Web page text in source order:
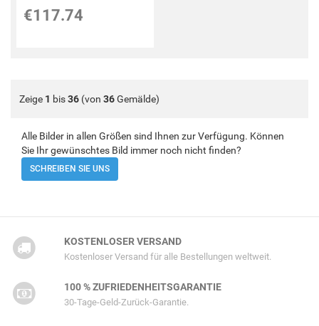
€117.74
Zeige 1 bis36 (von 36Gemälde)
Alle Bilder in allen Größen sind Ihnen zur Verfügung. Können
Sie Ihr gewünschtes Bild immer noch nicht finden?
SCHREIBEN SIE UNS
KOSTENLOSER VERSAND
Kostenloser Versand für alle Bestellungen weltweit.
100 % ZUFRIEDENHEITSGARANTIE
30-Tage-Geld-Zurück-Garantie.